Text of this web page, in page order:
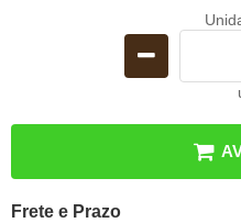
Frete e Prazo